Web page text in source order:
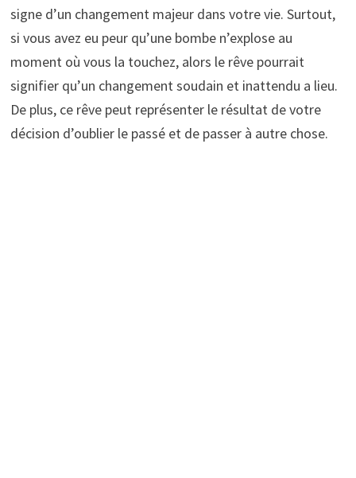
signe d’un changement majeur dans votre vie. Surtout,
si vous avez eu peur qu’une bombe n’explose au
moment où vous la touchez, alors le rêve pourrait
signifier qu’un changement soudain et inattendu a lieu.
De plus, ce rêve peut représenter le résultat de votre
décision d’oublier le passé et de passer à autre chose.